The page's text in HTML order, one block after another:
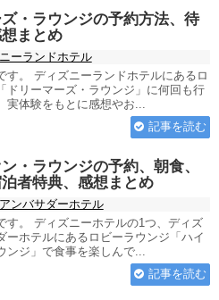
ズ・ラウンジの予約方法、待
まとめ
ーランドホテル
す。 ディズニーランドホテルにあるロ
ドリーマーズ・ラウンジ」に何回も行
実体験をもとに感想やお...
記事を読む
・ラウンジの予約、朝食、
者特典、感想まとめ
ンバサダーホテル
す。 ディズニーホテルの1つ、ディズ
ーホテルにあるロビーラウンジ「ハイ
ンジ」で食事を楽しんで...
記事を読む